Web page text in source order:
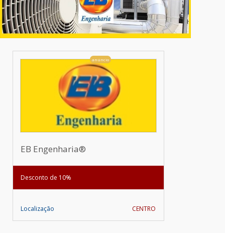
anúncio
EB Engenharia®
Desconto de 10%
Localização CENTRO